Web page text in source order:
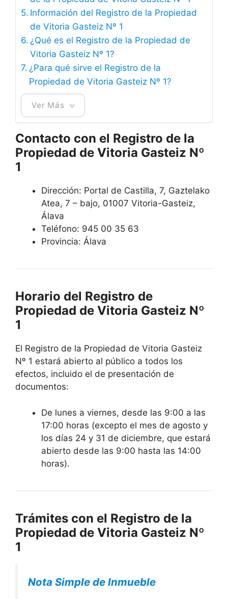
Información del Registro de la Propiedad
de Vitoria Gasteiz Nº 1
¿Qué es el Registro de la Propiedad de
Vitoria Gasteiz Nº 1?
¿Para qué sirve el Registro de la
Propiedad de Vitoria Gasteiz Nº 1?
Ver Más
Contacto con el Registro de la
Propiedad de Vitoria Gasteiz Nº
1
Dirección: Portal de Castilla, 7, Gaztelako
Atea, 7 – bajo, 01007 Vitoria-Gasteiz,
Álava
Teléfono: 945 00 35 63
Provincia: Álava
Horario del Registro de
Propiedad de Vitoria Gasteiz Nº
1
El Registro de la Propiedad de Vitoria Gasteiz
Nº 1 estará abierto al público a todos los
efectos, incluido el de presentación de
documentos:
De lunes a viernes, desde las 9:00 a las
17:00 horas (excepto el mes de agosto y
los días 24 y 31 de diciembre, que estará
abierto desde las 9:00 hasta las 14:00
horas).
Trámites con el Registro de la
Propiedad de Vitoria Gasteiz Nº
1
Nota Simple de Inmueble